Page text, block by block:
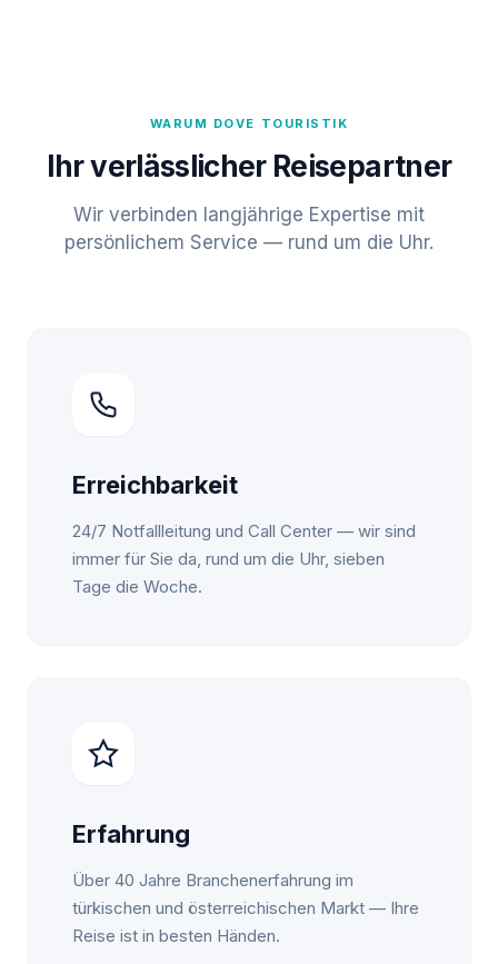
WARUM DOVE TOURISTIK
Ihr verlässlicher Reisepartner
Wir verbinden langjährige Expertise mit
persönlichem Service — rund um die Uhr.
Erreichbarkeit
24/7 Notfallleitung und Call Center — wir sind
immer für Sie da, rund um die Uhr, sieben
Tage die Woche.
Erfahrung
Über 40 Jahre Branchenerfahrung im
türkischen und österreichischen Markt — Ihre
Reise ist in besten Händen.